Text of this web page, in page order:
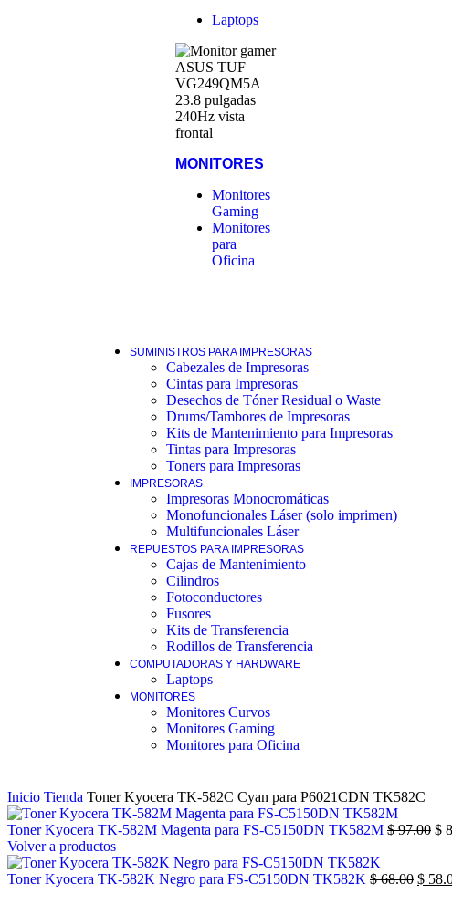
Laptops
MONITORES
Monitores
Gaming
Monitores
para
Oficina
SUMINISTROS PARA IMPRESORAS
Cabezales de Impresoras
Cintas para Impresoras
Desechos de Tóner Residual o Waste
Drums/Tambores de Impresoras
Kits de Mantenimiento para Impresoras
Tintas para Impresoras
Toners para Impresoras
IMPRESORAS
Impresoras Monocromáticas
Monofuncionales Láser (solo imprimen)
Multifuncionales Láser
REPUESTOS PARA IMPRESORAS
Cajas de Mantenimiento
Cilindros
Fotoconductores
Fusores
Kits de Transferencia
Rodillos de Transferencia
COMPUTADORAS Y HARDWARE
Laptops
MONITORES
Monitores Curvos
Monitores Gaming
Monitores para Oficina
Inicio Tienda Toner Kyocera TK-582C Cyan para P6021CDN TK582C
Toner Kyocera TK-582M Magenta para FS-C5150DN TK582M $97.00 $
Volver a productos
Toner Kyocera TK-582K Negro para FS-C5150DN TK582K $68.00 $